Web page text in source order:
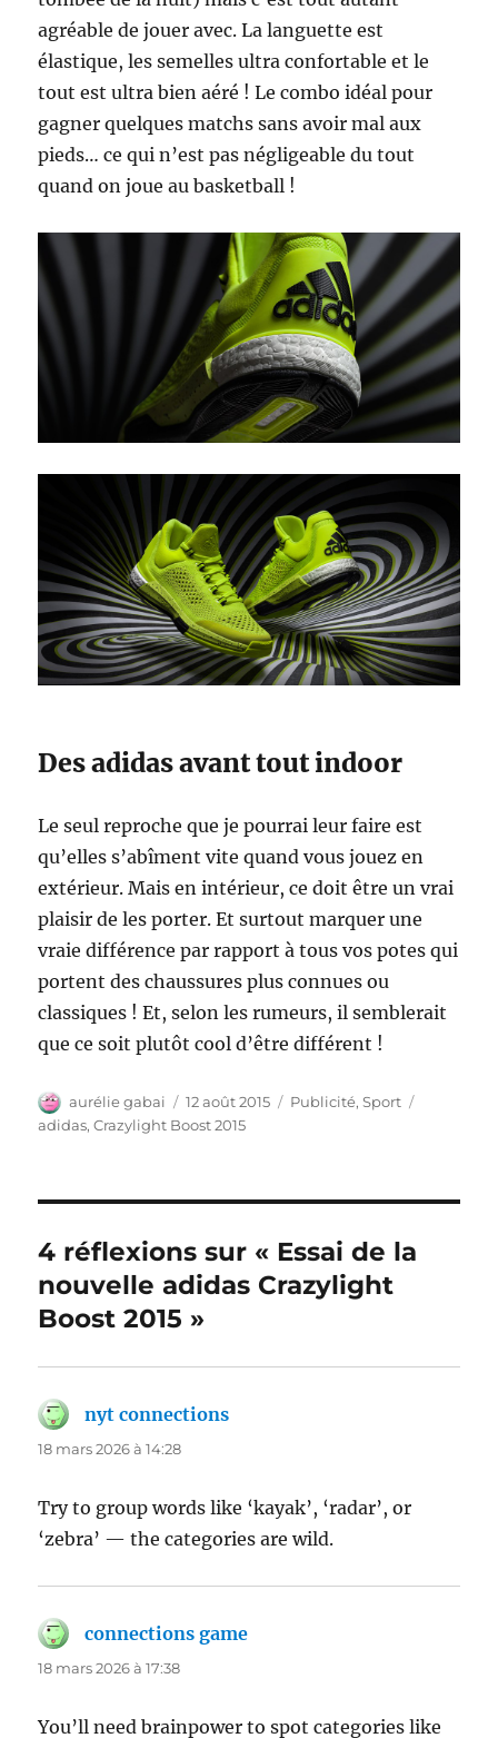
agréable de jouer avec. La languette est
élastique, les semelles ultra confortable et le
tout est ultra bien aéré ! Le combo idéal pour
gagner quelques matchs sans avoir mal aux
pieds… ce qui n’est pas négligeable du tout
quand on joue au basketball !
Des adidas avant tout indoor
Le seul reproche que je pourrai leur faire est
qu’elles s’abîment vite quand vous jouez en
extérieur. Mais en intérieur, ce doit être un vrai
plaisir de les porter. Et surtout marquer une
vraie différence par rapport à tous vos potes qui
portent des chaussures plus connues ou
classiques ! Et, selon les rumeurs, il semblerait
que ce soit plutôt cool d’être différent !
Auteur
aurélie gabai
Publié
le
12 août 2015 Catégories
Publicité,Sport
adidas,Crazylight Boost 2015
4 réflexions sur « Essai de la
nouvelle adidas Crazylight
Boost 2015 »
nyt connections
18 mars 2026 à 14:28
Try to group words like ‘kayak’, ‘radar’, or
‘zebra’ — the categories are wild.
connections game
18 mars 2026 à 17:38
You’ll need brainpower to spot categories like